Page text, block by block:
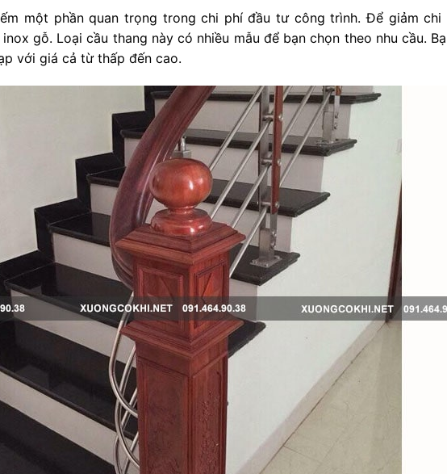
một phần quan trọng trong chi phí đầu tư công trình. Để giảm chi
gỗ. Loại cầu thang này có nhiều mẫu để bạn chọn theo nhu cầu.
với giá cả từ thấp đến cao.